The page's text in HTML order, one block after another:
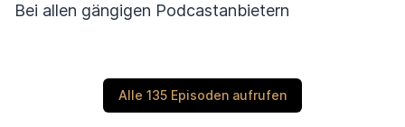
Bei allen gängigen Podcastanbietern
Alle 135 Episoden aufrufen